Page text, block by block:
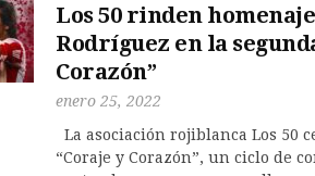
Los 50 rinden
Rodríguez en la
Corazón”
enero 25, 2022
La asociación rojiblanca Los 50
“Coraje y Corazón”, un ciclo de